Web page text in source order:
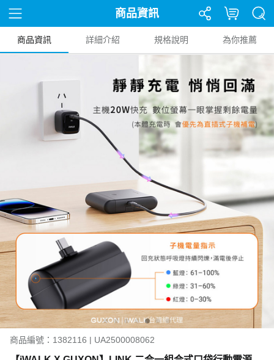
商品資訊
商品資訊 詳細介紹 規格說明 為你推薦
商品編號：1382116 | UA2500008062